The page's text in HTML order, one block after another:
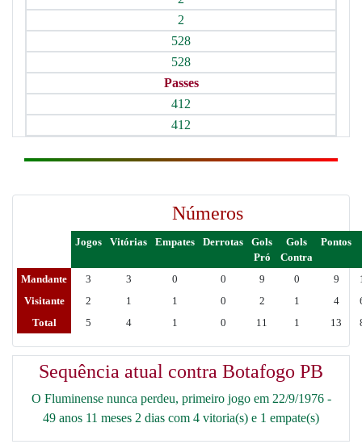
2
528
528
Passes
412
412
Números
Jogos Vitórias Empates Derrotas
Gols
Pró
Gols
Contra
Pontos
Mandante 3 3 0 0 9 0 9
Visitante
2 1 1 0 2 1 4
Total
5 4 1 0 11 1 13
Sequência atual contra Botafogo PB
O Fluminense nunca perdeu, primeiro jogo em 22/9/1976 -
49 anos 11 meses 2 dias com 4 vitoria(s) e 1 empate(s)